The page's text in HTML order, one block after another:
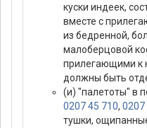
куски индеек,
вместе с
из бедренной,
малоберцовой
прилегающими к
должны быть
(и) "палетоты" в
0207 45 710, 0207
тушки,